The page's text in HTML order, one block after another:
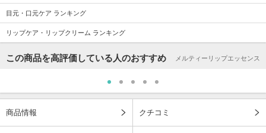
目元・口元ケア ランキング
リップケア・リップクリーム ランキング
この商品を高評価している人のおすすめ メルティーリップエッセンス
商品情報 クチコミ